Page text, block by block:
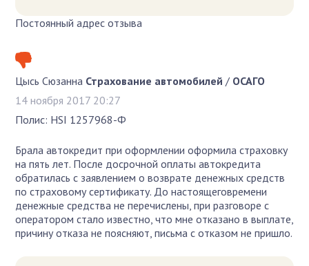
Постоянный адрес отзыва
Цысь Сюзанна Страхование автомобилей / ОСАГО
14 ноября 2017 20:27
Полис: HSI 1257968-Ф
Брала автокредит при оформлении оформила страховку
на пять лет. После досрочной оплаты автокредита
обратилась с заявлением о возврате денежных средств
по страховому сертификату. До настоящеговремени
денежные средства не перечислены, при разговоре с
оператором стало известно, что мне отказано в выплате,
причину отказа не поясняют, письма с отказом не пришло.